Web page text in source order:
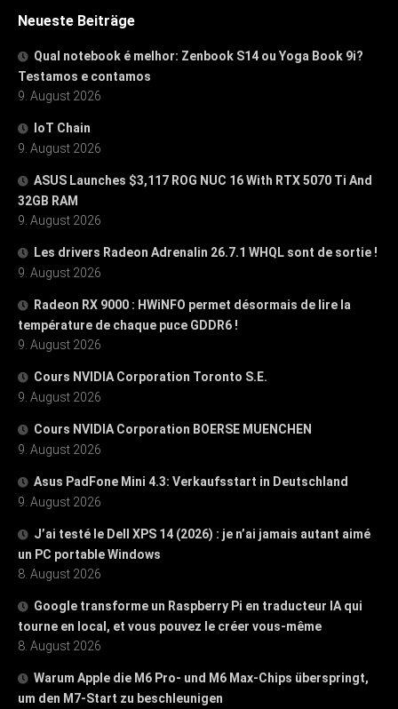
Neueste Beiträge
Qual notebook é melhor: Zenbook S14 ou Yoga Book 9i?
Testamos e contamos
9. August 2026
IoT Chain
9. August 2026
ASUS Launches $3,117 ROG NUC 16 With RTX 5070 Ti And
32GB RAM
9. August 2026
Les drivers Radeon Adrenalin 26.7.1 WHQL sont de sortie !
9. August 2026
Radeon RX 9000 : HWiNFO permet désormais de lire la
température de chaque puce GDDR6 !
9. August 2026
Cours NVIDIA Corporation Toronto S.E.
9. August 2026
Cours NVIDIA Corporation BOERSE MUENCHEN
9. August 2026
Asus PadFone Mini 4.3: Verkaufsstart in Deutschland
9. August 2026
J’ai testé le Dell XPS 14 (2026) : je n’ai jamais autant aimé
un PC portable Windows
8. August 2026
Google transforme un Raspberry Pi en traducteur IA qui
tourne en local, et vous pouvez le créer vous-même
8. August 2026
Warum Apple die M6 Pro- und M6 Max-Chips überspringt,
um den M7-Start zu beschleunigen